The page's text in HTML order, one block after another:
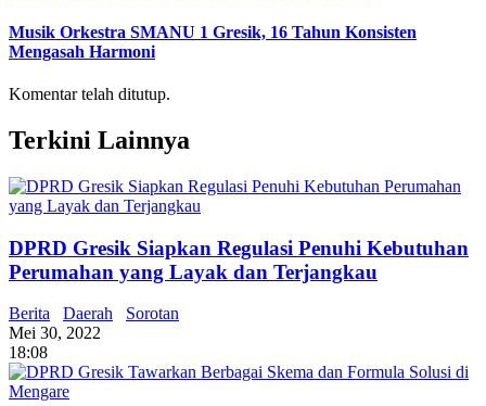
Musik Orkestra SMANU 1 Gresik, 16 Tahun Konsisten
Mengasah Harmoni
Komentar telah ditutup.
Terkini Lainnya
DPRD Gresik Siapkan Regulasi Penuhi Kebutuhan
Perumahan yang Layak dan Terjangkau
Berita Daerah
Sorotan
Mei 30, 2022
18:08